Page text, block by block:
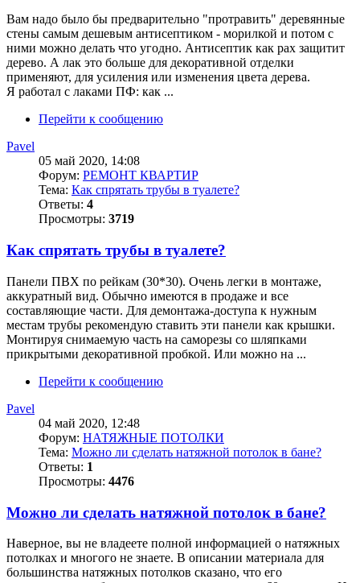
Вам надо было бы предварительно "протравить" деревянные
стены самым дешевым антисептиком - морилкой и потом с
ними можно делать что угодно. Антисептик как рах защитит
дерево. А лак это больше для декоративной отделки
применяют, для усиления или изменения цвета дерева.
Я работал с лаками ПФ: как ...
Перейти к сообщению
Pavel
05 май 2020, 14:08
Форум: РЕМОНТ КВАРТИР
Тема: Как спрятать трубы в туалете?
Ответы: 4
Просмотры: 3719
Как спрятать трубы в туалете?
Панели ПВХ по рейкам (30*30). Очень легки в монтаже,
аккуратный вид. Обычно имеются в продаже и все
составляющие части. Для демонтажа-доступа к нужным
местам трубы рекомендую ставить эти панели как крышки.
Монтируя снимаемую часть на саморезы со шляпками
прикрытыми декоративной пробкой. Или можно на ...
Перейти к сообщению
Pavel
04 май 2020, 12:48
Форум: НАТЯЖНЫЕ ПОТОЛКИ
Тема: Можно ли сделать натяжной потолок в бане?
Ответы: 1
Просмотры: 4476
Можно ли сделать натяжной потолок в бане?
Наверное, вы не владеете полной информацией о натяжных
потолках и многого не знаете. В описании материала для
большинства натяжных потолков сказано, что его